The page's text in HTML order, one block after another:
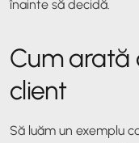
înainte să decidă.
Cum arată
client
Să luăm un exemplu